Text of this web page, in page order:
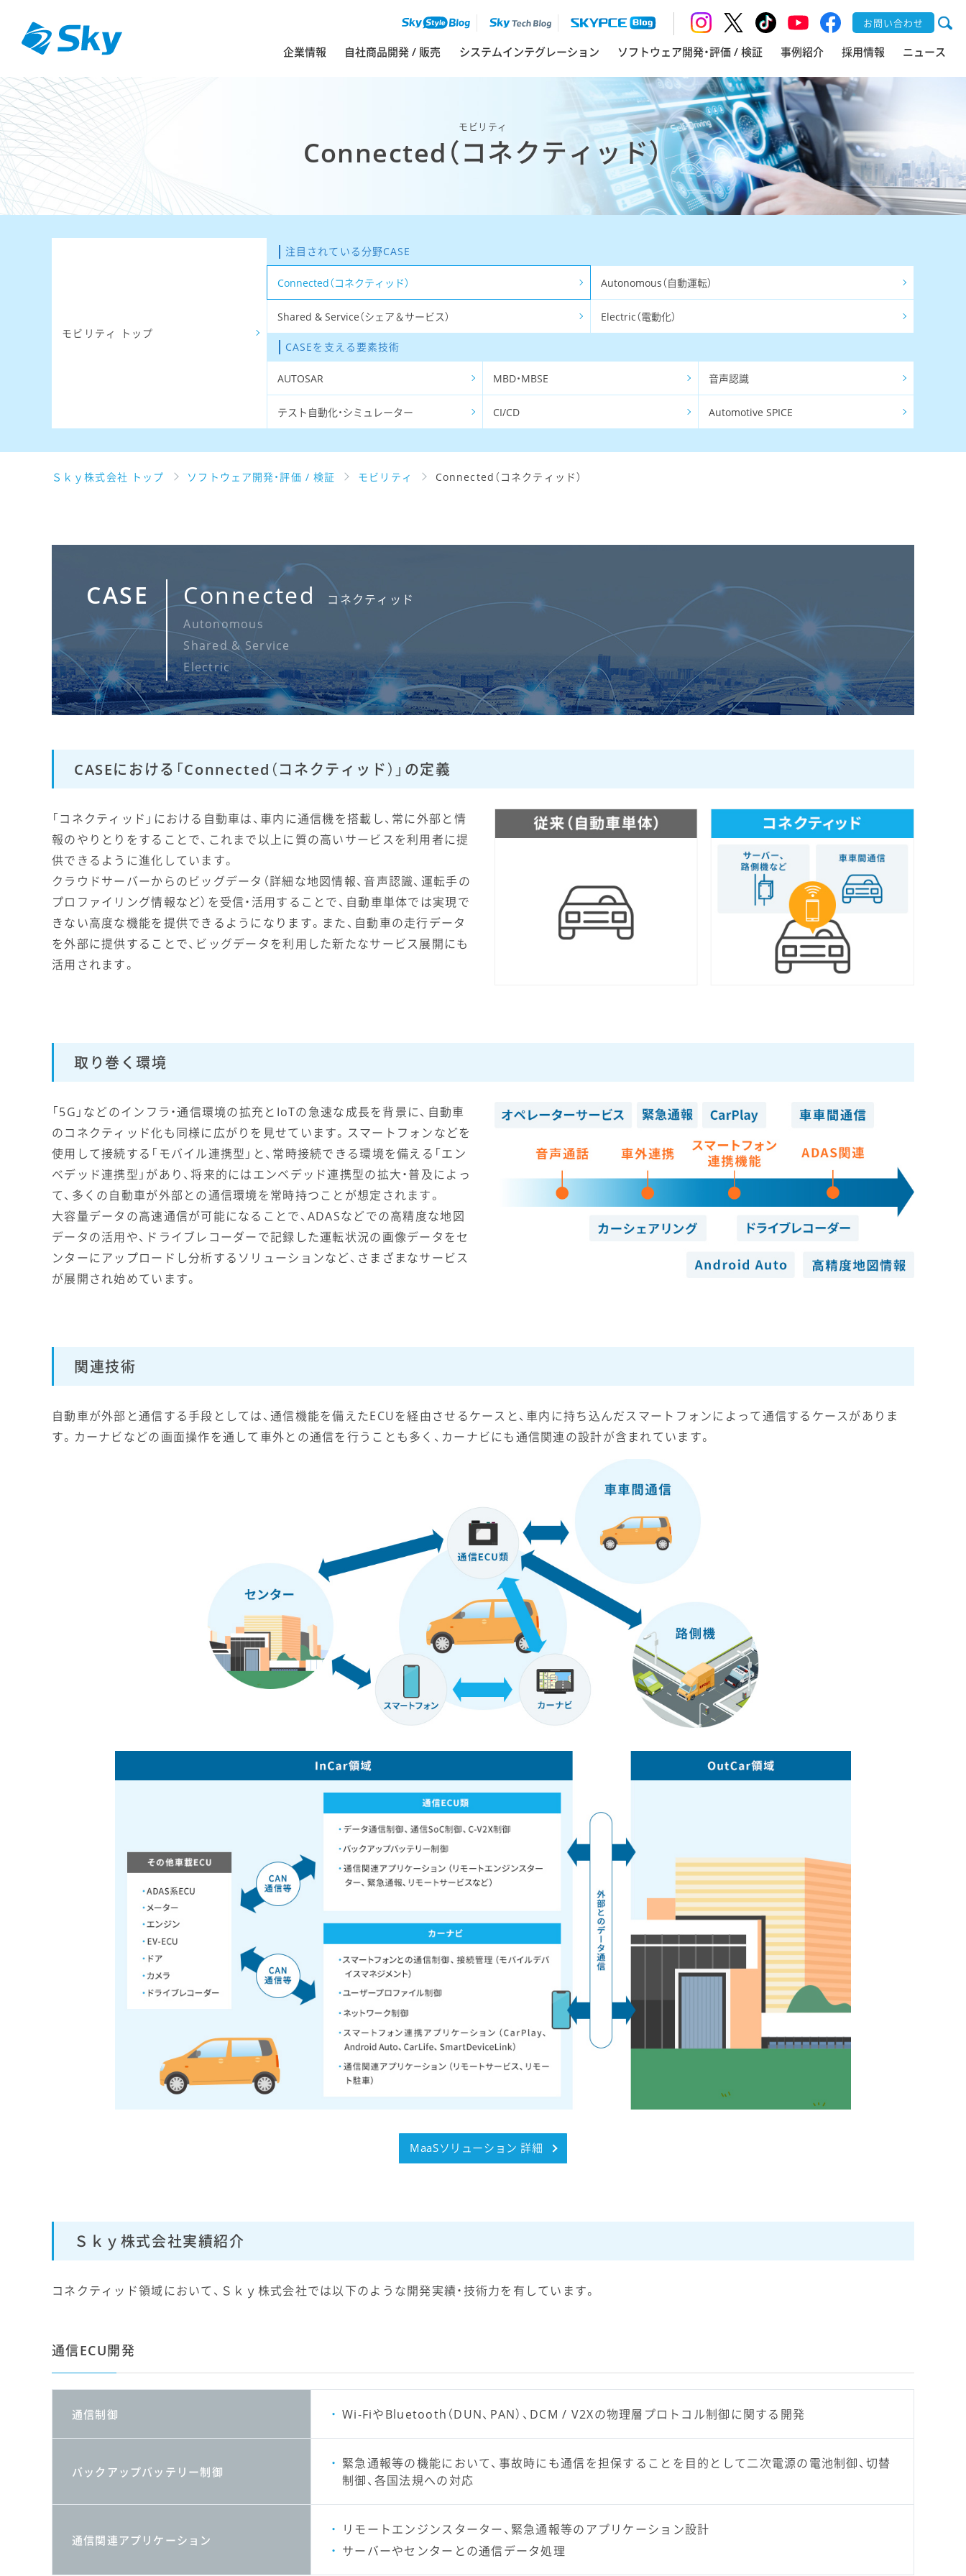
お問い合わせ
企業情報 自社商品開発 / 販売 システムインテグレーション ソフトウェア開発・評価 / 検証 事例紹介 採用情報 ニュース
モビリティ
Connected（コネクティッド）
モビリティ トップ
注目されている分野CASE
Connected（コネクティッド） Autonomous（自動運転）
Shared & Service（シェア＆サービス） Electric（電動化）
CASEを支える要素技術
AUTOSAR MBD・MBSE 音声認識
テスト自動化・シミュレーター CI/CD Automotive SPICE
Ｓｋｙ株式会社 トップ ソフトウェア開発・評価 / 検証 モビリティ Connected（コネクティッド）
CASE Connected
コネクティッド
Autonomous
Shared & Service
Electric
CASEにおける「Connected（コネクティッド）」の定義
「コネクティッド」における自動車は、車内に通信機を搭載し、常に外部と情
報のやりとりをすることで、これまで以上に質の高いサービスを利用者に提
供できるように進化しています。
クラウドサーバーからのビッグデータ（詳細な地図情報、音声認識、運転手の
プロファイリング情報など）を受信・活用することで、自動車単体では実現で
きない高度な機能を提供できるようになります。また、自動車の走行データ
を外部に提供することで、ビッグデータを利用した新たなサービス展開にも
活用されます。
取り巻く環境
「5G」などのインフラ・通信環境の拡充とIoTの急速な成長を背景に、自動車
のコネクティッド化も同様に広がりを見せています。スマートフォンなどを
使用して接続する「モバイル連携型」と、常時接続できる環境を備える「エン
ベデッド連携型」があり、将来的にはエンベデッド連携型の拡大・普及によっ
て、多くの自動車が外部との通信環境を常時持つことが想定されます。
大容量データの高速通信が可能になることで、ADASなどでの高精度な地図
データの活用や、ドライブレコーダーで記録した運転状況の画像データをセ
ンターにアップロードし分析するソリューションなど、さまざまなサービス
が展開され始めています。
関連技術
自動車が外部と通信する手段としては、通信機能を備えたECUを経由させるケースと、車内に持ち込んだスマートフォンによって通信するケースがありま
す。カーナビなどの画面操作を通して車外との通信を行うことも多く、カーナビにも通信関連の設計が含まれています。
MaaSソリューション 詳細
Ｓｋｙ株式会社実績紹介
コネクティッド領域において、Ｓｋｙ株式会社では以下のような開発実績・技術力を有しています。
通信ECU開発
通信制御 Wi-FiやBluetooth（DUN、PAN）、DCM / V2Xの物理層プロトコル制御に関する開発
バックアップバッテリー制御
緊急通報等の機能において、事故時にも通信を担保することを目的として二次電源の電池制御、切替
制御、各国法規への対応
通信関連アプリケーション
リモートエンジンスターター、緊急通報等のアプリケーション設計
サーバーやセンターとの通信データ処理